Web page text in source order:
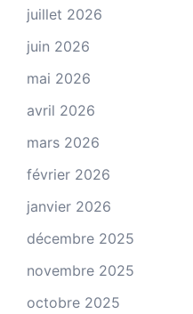
juillet 2026
juin 2026
mai 2026
avril 2026
mars 2026
février 2026
janvier 2026
décembre 2025
novembre 2025
octobre 2025